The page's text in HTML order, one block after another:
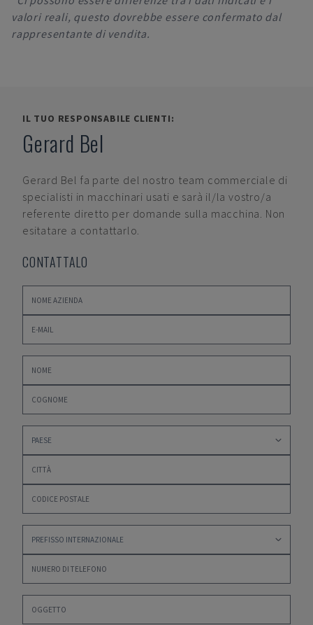
valori reali, questo dovrebbe essere confermato dal
rappresentante di vendita.
IL TUO RESPONSABILE CLIENTI:
Gerard Bel
Gerard Bel fa parte del nostro team commerciale di
specialisti in macchinari usati e sarà il/la vostro/a
referente diretto per domande sulla macchina. Non
esitatare a contattarlo.
CONTATTALO